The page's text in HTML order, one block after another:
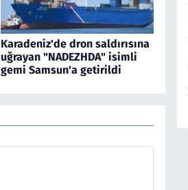
Karadeniz'de dron saldırısına
uğrayan "NADEZHDA" isimli
gemi Samsun'a getirildi